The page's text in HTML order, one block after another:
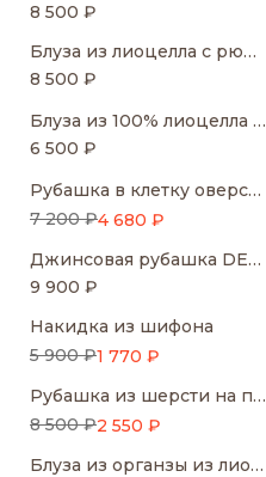
8 500 ₽
Блуза из лиоцелла с рюшами
8 500 ₽
Блуза из 100% лиоцелла с бантом
6 500 ₽
Рубашка в клетку оверсайз
4 680 ₽
7 200 ₽
Джинсовая рубашка DENIM CAPSULE
9 900 ₽
Накидка из шифона
1 770 ₽
5 900 ₽
Рубашка из шерсти на пуговицах
2 550 ₽
8 500 ₽
Блуза из органзы из лиоцелла